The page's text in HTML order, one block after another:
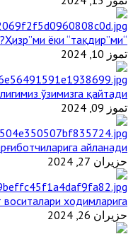
“Ҳизр”ми ёки “тақдир”ми?
تموز 10, 2024
ўзимизга қайтади
تموز 09, 2024
айланади
حزيران 27, 2024
ходимларига
حزيران 26, 2024